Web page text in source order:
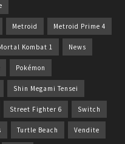
Metroid Metroid Prime 4
Kombat 1 News
Pokémon
Shin Megami Tensei
Street Fighter 6 Switch
Turtle Beach Vendite